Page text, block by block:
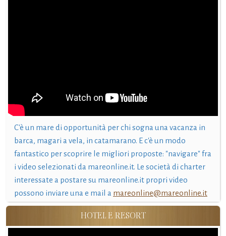
C'è un mare di opportunità per chi sogna una vacanza in
barca, magari a vela, in catamarano. E c'è un modo
fantastico per scoprire le migliori proposte: "navigare" fra
i video selezionati da mareonline.it. Le società di charter
interessate a postare su mareonline.it propri video
possono inviare una e mail a mareonline@mareonline.it
HOTEL E RESORT